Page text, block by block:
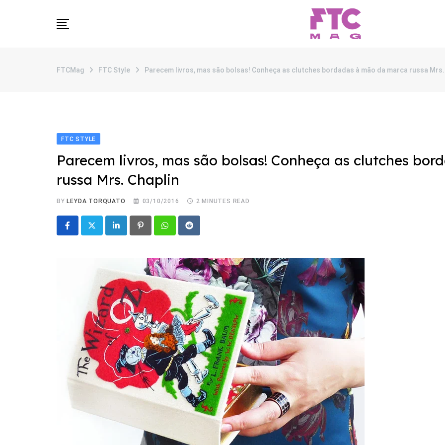
CATEGORIAS
FTCMag FTC Style Parecem livros, mas são bolsas! Conheça as clutches bordadas à mão da marca russa Mrs.
FTC STYLE
Parecem livros, mas são bolsas! Conheça as clutches
russa Mrs. Chaplin
BY LEYDA TORQUATO 03/10/2016 2 MINUTES READ
LinkedIn PinterestWhatsappReddit